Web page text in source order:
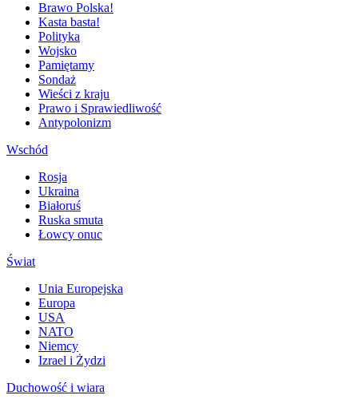
Brawo Polska!
Kasta basta!
Polityka
Wojsko
Pamiętamy
Sondaż
Wieści z kraju
Prawo i Sprawiedliwość
Antypolonizm
Wschód
Rosja
Ukraina
Białoruś
Ruska smuta
Łowcy onuc
Świat
Unia Europejska
Europa
USA
NATO
Niemcy
Izrael i Żydzi
Duchowość i wiara